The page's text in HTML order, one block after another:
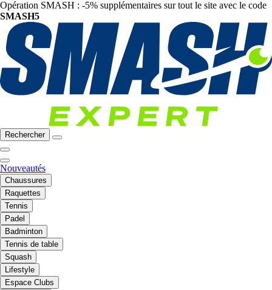
Opération SMASH : -5% supplémentaires sur tout le site avec le code
SMASH5
Rechercher
Nouveautés
Chaussures
Raquettes
Tennis
Padel
Badminton
Tennis de table
Squash
Lifestyle
Espace Clubs